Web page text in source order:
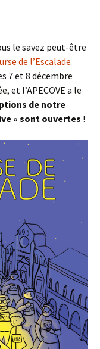
le savez peut-être
de l’Escalade
7 et 8 décembre
et l’APECOVE a le
de notre
» sont ouvertes !